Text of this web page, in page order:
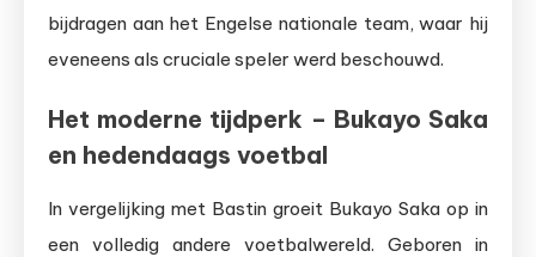
bijdragen aan het Engelse nationale team, waar hij
eveneens als cruciale speler werd beschouwd.
Het moderne tijdperk – Bukayo Saka
en hedendaags voetbal
In vergelijking met Bastin groeit Bukayo Saka op in
een volledig andere voetbalwereld. Geboren in